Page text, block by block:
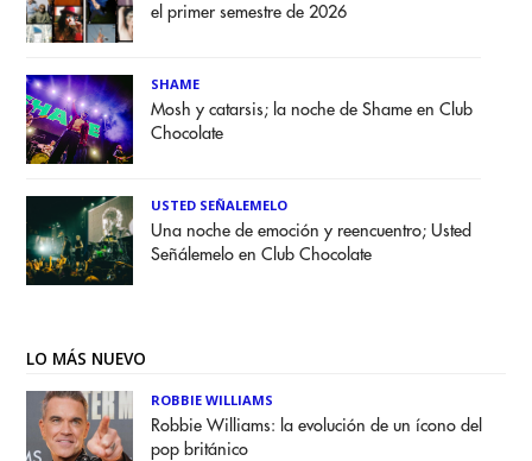
el primer semestre de 2026
SHAME
Mosh y catarsis; la noche de Shame en Club
Chocolate
USTED SEÑALEMELO
Una noche de emoción y reencuentro; Usted
Señálemelo en Club Chocolate
LO MÁS NUEVO
ROBBIE WILLIAMS
Robbie Williams: la evolución de un ícono del
pop británico